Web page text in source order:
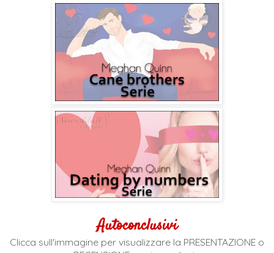
Autoconclusivi
Clicca sull'immagine per visualizzare la PRESENTAZIONE o